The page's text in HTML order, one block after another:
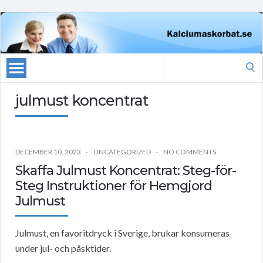
julmust koncentrat
DECEMBER 10, 2023 UNCATEGORIZED NO COMMENTS
Skaffa Julmust Koncentrat: Steg-för-
Steg Instruktioner för Hemgjord
Julmust
Julmust, en favoritdryck i Sverige, brukar konsumeras
under jul- och påsktider.